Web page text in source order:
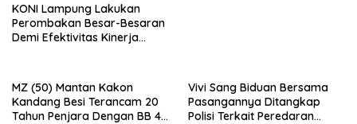
KONI Lampung Lakukan
Perombakan Besar-Besaran
Demi Efektivitas Kinerja
MZ (50) Mantan Kakon
Kandang Besi Terancam 20
Tahun Penjara Dengan BB 48
Vivi Sang Biduan Bersama
Pasangannya Ditangkap
Polisi Terkait Peredaran